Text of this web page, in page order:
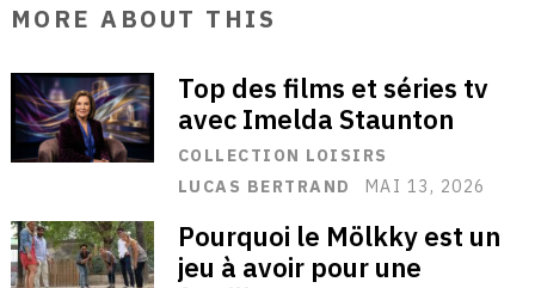
MORE ABOUT THIS
Top des films et séries tv
avec Imelda Staunton
COLLECTION LOISIRS
LUCAS BERTRAND
MAI 13, 2026
Pourquoi le Mölkky est un
jeu à avoir pour une